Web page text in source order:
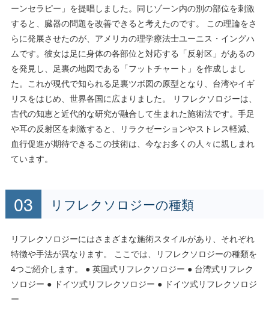
ーンセラピー」を提唱しました。同じゾーン内の別の部位を刺激
すると、臓器の問題を改善できると考えたのです。 この理論をさ
らに発展させたのが、アメリカの理学療法士ユーニス・イングハ
ムです。彼女は足に身体の各部位と対応する「反射区」があるの
を発見し、足裏の地図である「フットチャート」を作成しまし
た。これが現代で知られる足裏ツボ図の原型となり、台湾やイギ
リスをはじめ、世界各国に広まりました。 リフレクソロジーは、
古代の知恵と近代的な研究が融合して生まれた施術法です。手足
や耳の反射区を刺激すると、リラクゼーションやストレス軽減、
血行促進が期待できるこの技術は、今なお多くの人々に親しまれ
ています。
リフレクソロジーの種類
リフレクソロジーにはさまざまな施術スタイルがあり、それぞれ
特徴や手法が異なります。 ここでは、リフレクソロジーの種類を
4つご紹介します。 ● 英国式リフレクソロジー ● 台湾式リフレク
ソロジー ● ドイツ式リフレクソロジー ● ドイツ式リフレクソロジ
ー